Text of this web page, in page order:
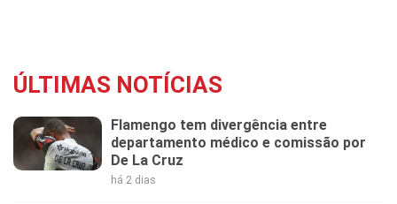
ÚLTIMAS NOTÍCIAS
Flamengo tem divergência entre
departamento médico e comissão por
De La Cruz
há 2 dias